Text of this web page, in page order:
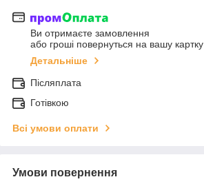
Ви отримаєте замовлення
або гроші повернуться на вашу картку
Детальніше
Післяплата
Готівкою
Всі умови оплати
Умови повернення